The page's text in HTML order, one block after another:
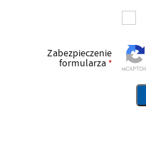
Zabezpieczenie
formularza*